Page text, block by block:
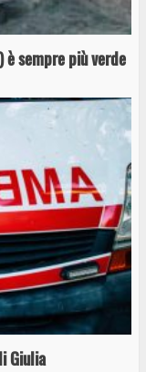
è sempre più verde
Giulia